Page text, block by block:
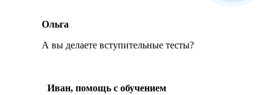
Ольга
А вы делаете вступительные тесты?
Иван, помощь с обучением